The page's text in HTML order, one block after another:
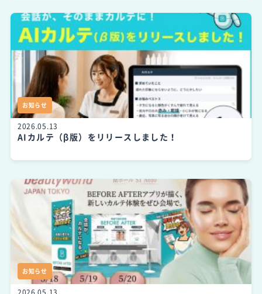
お知らせ
2026.05.13
AIカルテ（β版）をリリースしました！
お知らせ
2026.05.13